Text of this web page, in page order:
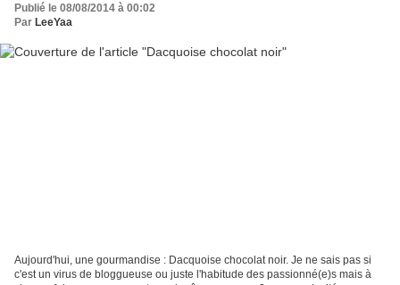
Publié le 08/08/2014 à 00:02
Par LeeYaa
Aujourd'hui, une gourmandise : Dacquoise chocolat noir. Je ne sais pas si
c'est un virus de bloggueuse ou juste l'habitude des passionné(e)s mais à